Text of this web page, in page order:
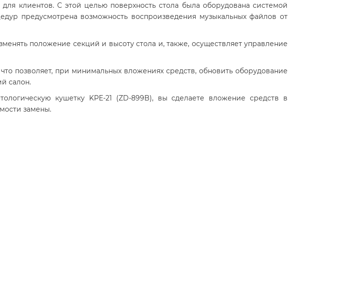
клиентов. С этой целью поверхность стола была оборудована системой
предусмотрена возможность воспроизведения музыкальных файлов от
положение секций и высоту стола и, также, осуществляет управление
позволяет, при минимальных вложениях средств, обновить оборудование
салон.
кушетку KPE-21 (ZD-899B), вы сделаете вложение средств в
замены.